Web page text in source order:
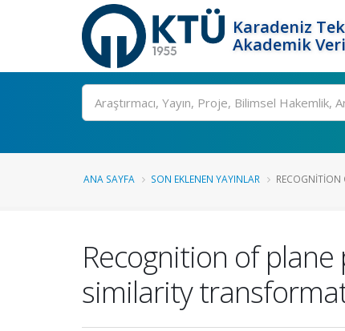
Karadeniz
Akademik
Ara
ANA SAYFA SON EKLENEN YAYINLAR RECOGNITION
Recognition of
similarity